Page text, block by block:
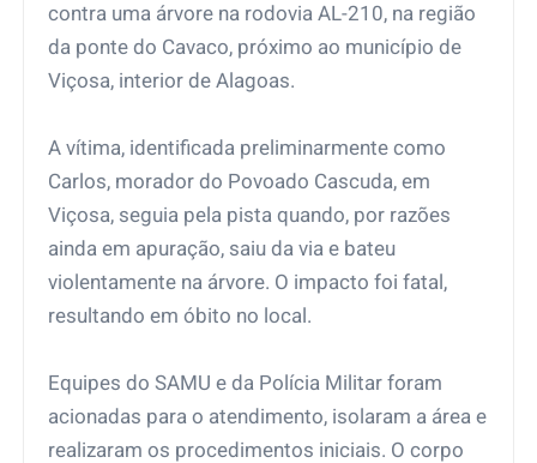
contra uma árvore na rodovia AL-210, na região
da ponte do Cavaco, próximo ao município de
Viçosa, interior de Alagoas.
A vítima, identificada preliminarmente como
Carlos, morador do Povoado Cascuda, em
Viçosa, seguia pela pista quando, por razões
ainda em apuração, saiu da via e bateu
violentamente na árvore. O impacto foi fatal,
resultando em óbito no local.
Equipes do SAMU e da Polícia Militar foram
acionadas para o atendimento, isolaram a área e
realizaram os procedimentos iniciais. O corpo